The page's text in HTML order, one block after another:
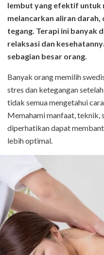
lembut yang efektif untuk
melancarkan aliran
tegang. Terapi ini banyak
relaksasi dan
sebagian besar orang.
Banyak orang memilih
stres dan ketegangan
tidak semua mengetahui
Memahami manfaat, teknik,
diperhatikan dapat
lebih optimal.